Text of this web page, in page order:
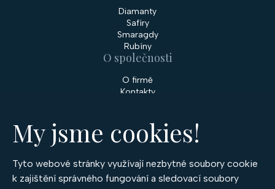
My jsme cookies!
Tyto webové stránky využívají nezbytné soubory cookie
k zajištění správného fungování a sledovací soubory
Diamanty
Safíry
Smaragdy
Rubíny
O společnosti
O firmě
Kontakty
Služby
Zakázková výroba šperků
Nakupování